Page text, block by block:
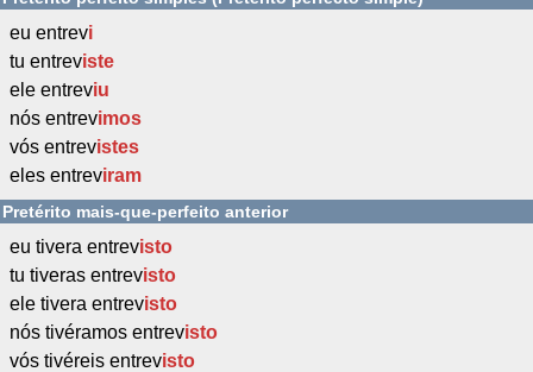
eu entrevi
tu entreviste
ele entreviu
nós entrevimos
vós entrevistes
eles entreviram
Pretérito mais-que-perfeito anterior
eu tivera entrevisto
tu tiveras entrevisto
ele tivera entrevisto
nós tivéramos entrevisto
vós tivéreis entrevisto